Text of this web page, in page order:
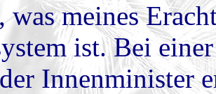
was meines
ist. Bei
Innenminister